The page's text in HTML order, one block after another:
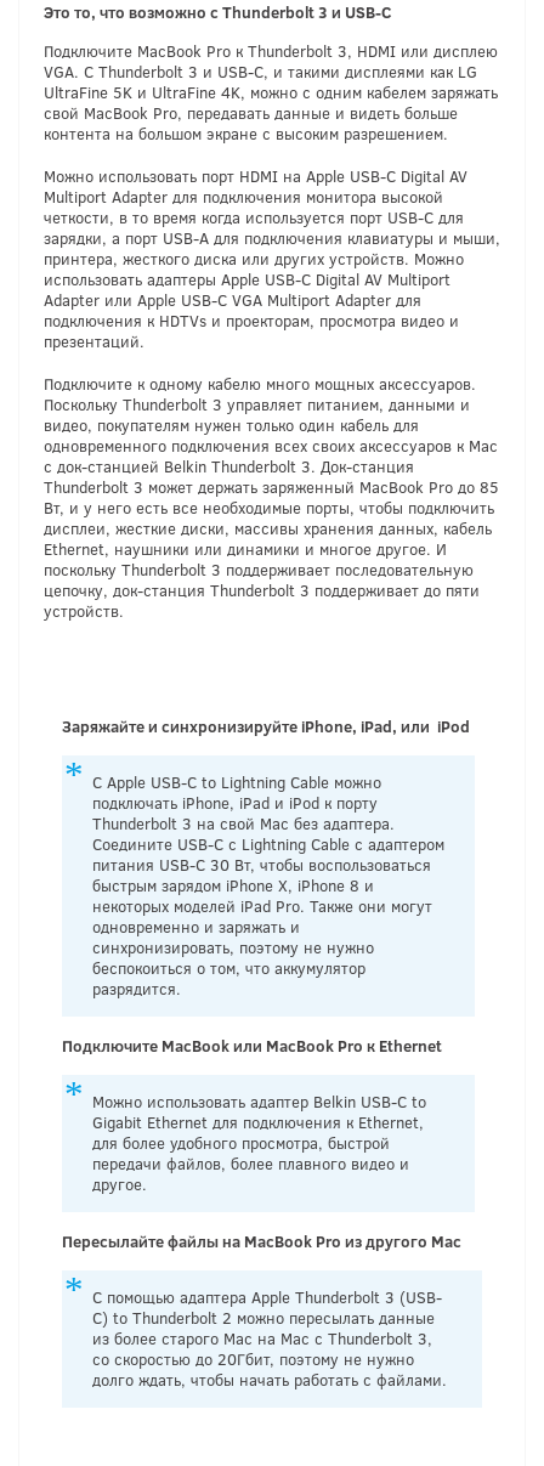
Это то, что возможно с Thunderbolt 3 и USB-C
Подключите MacBook Pro к Thunderbolt 3, HDMI или дисплею
VGA. С Thunderbolt 3 и USB-C, и такими дисплеями как LG
UltraFine 5K и UltraFine 4K, можно с одним кабелем заряжать
свой MacBook Pro, передавать данные и видеть больше
контента на большом экране с высоким разрешением.
Можно использовать порт HDMI на Apple USB-C Digital AV
Multiport Adapter для подключения монитора высокой
четкости, в то время когда используется порт USB-C для
зарядки, а порт USB-A для подключения клавиатуры и мыши,
принтера, жесткого диска или других устройств. Можно
использовать адаптеры Apple USB-C Digital AV Multiport
Adapter или Apple USB-C VGA Multiport Adapter для
подключения к HDTVs и проекторам, просмотра видео и
презентаций.
Подключите к одному кабелю много мощных аксессуаров.
Поскольку Thunderbolt 3 управляет питанием, данными и
видео, покупателям нужен только один кабель для
одновременного подключения всех своих аксессуаров к Mac
с док-станцией Belkin Thunderbolt 3. Док-станция
Thunderbolt 3 может держать заряженный MacBook Pro до 85
Вт, и у него есть все необходимые порты, чтобы подключить
дисплеи, жесткие диски, массивы хранения данных, кабель
Ethernet, наушники или динамики и многое другое. И
поскольку Thunderbolt 3 поддерживает последовательную
цепочку, док-станция Thunderbolt 3 поддерживает до пяти
устройств.
Заряжайте и синхронизируйте iPhone, iPad, или iPod
С Apple USB-C to Lightning Cable можно
подключать iPhone, iPad и iPod к порту
Thunderbolt 3 на свой Mac без адаптера.
Соедините USB-C с Lightning Cable с адаптером
питания USB-C 30 Вт, чтобы воспользоваться
быстрым зарядом iPhone X, iPhone 8 и
некоторых моделей iPad Pro. Также они могут
одновременно и заряжать и
синхронизировать, поэтому не нужно
беспокоиться о том, что аккумулятор
разрядится.
Подключите MacBookили MacBook Pro к Ethernet
Можно использовать адаптер Belkin USB-C to
Gigabit Ethernet для подключения к Ethernet,
для более удобного просмотра, быстрой
передачи файлов, более плавного видео и
другое.
Пересылайте файлы на MacBook Pro из другого Mac
С помощью адаптера Apple Thunderbolt 3 (USB-
C) to Thunderbolt 2 можно пересылать данные
из более старого Mac на Mac с Thunderbolt 3,
со скоростью до 20Гбит, поэтому не нужно
долго ждать, чтобы начать работать с файлами.